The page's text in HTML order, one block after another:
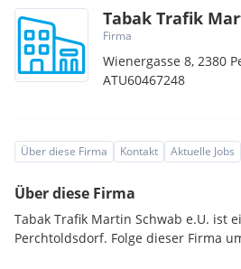
Tabak Trafik
Firma
Wienergasse 8,2380
ATU60467248
Über diese Firma Kontakt Aktuelle Jobs
Über diese Firma
Tabak Trafik Martin Schwab e.U. ist
Perchtoldsdorf. Folge dieser Firma